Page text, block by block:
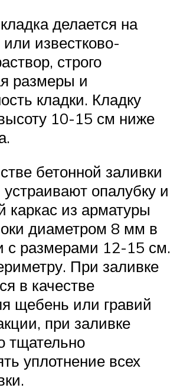
делается на
известково-
строго
размеры и
кладки. Кладку
10-15 см ниже
бетонной заливки
опалубку и
каркас из арматуры
диаметром 8 мм в
с размерами 12-15 см.
При заливке
в качестве
щебень или гравий
при заливке
тщательно
уплотнение всех